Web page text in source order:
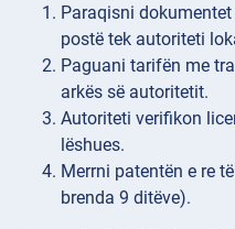
Paraqisni
postë tek autoriteti
Paguani tarifën me
arkës së autoritetit.
Autoriteti verifikon
lëshues.
Merrni patentën e re
brenda 9 ditëve).